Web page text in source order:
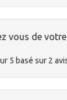
vous de
5 basé sur 2